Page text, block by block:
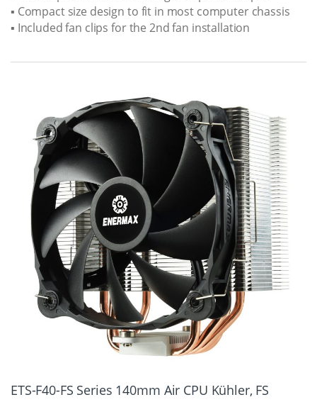
▪ Compact size design to fit in most computer chassis
▪ Included fan clips for the 2nd fan installation
ETS-F40-FS Series 140mm Air CPU Kühler, FS